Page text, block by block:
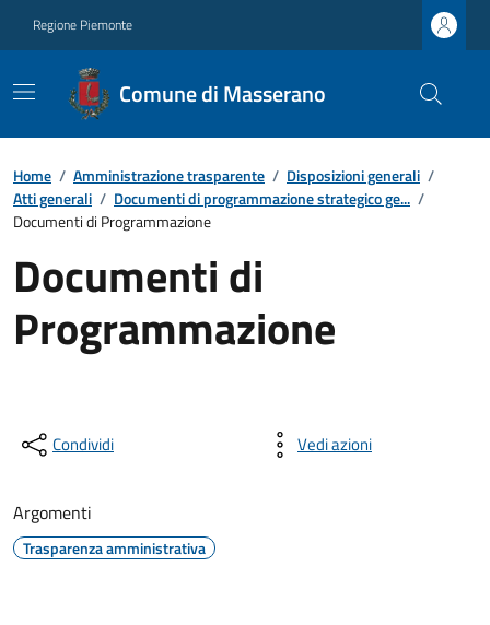
Regione Piemonte
Comune di Masserano
Home / Amministrazione trasparente / Disposizioni generali /
Atti generali / Documenti di programmazione strategico ge... /
Documenti di Programmazione
Documenti di
Programmazione
Condividi Vedi azioni
Argomenti
Trasparenza amministrativa